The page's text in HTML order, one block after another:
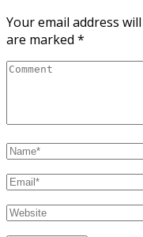
Your email address
are marked *